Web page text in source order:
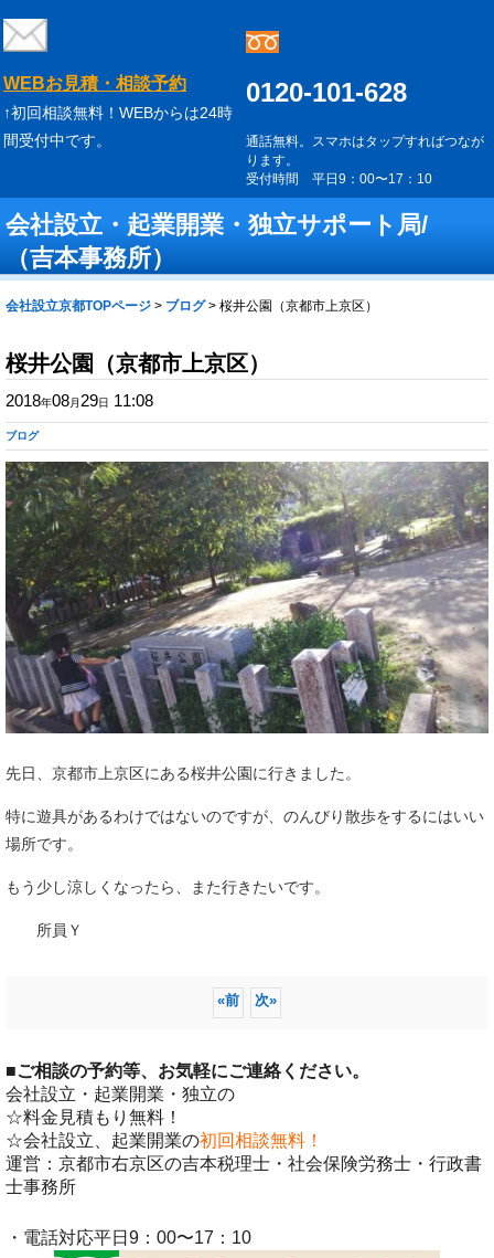
WEBお見積・相談予約
↑初回相談無料！WEBからは24時
間受付中です。
0120-101-628
通話無料。スマホはタップすればつなが
ります。
受付時間 平日9：00〜17：10
会社設立・起業開業・独立サポート局/
（吉本事務所）
会社設立京都TOPページ > ブログ > 桜井公園（京都市上京区）
桜井公園（京都市上京区）
2018年08月 29日 11:08
ブログ
先日、京都市上京区にある桜井公園に行きました。
特に遊具があるわけではないのですが、のんびり散歩をするにはいい
場所です。
もう少し涼しくなったら、また行きたいです。
所員Ｙ
«前 次»
■ご相談の予約等、お気軽にご連絡ください。
会社設立・起業開業・独立の
☆料金見積もり無料！
☆会社設立、起業開業の初回相談無料！
運営：京都市右京区の吉本税理士・社会保険労務士・行政書
士事務所
・電話対応平日9：00〜17：10